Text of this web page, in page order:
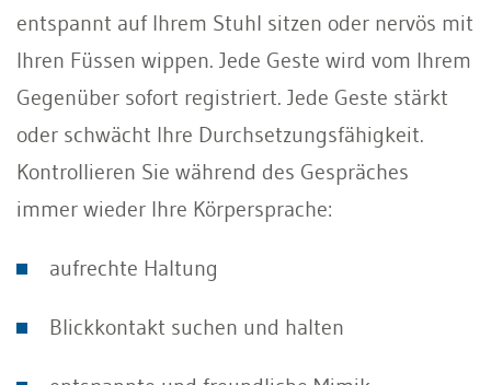
entspannt auf Ihrem Stuhl sitzen oder nervös mit
Ihren Füssen wippen. Jede Geste wird vom Ihrem
Gegenüber sofort registriert. Jede Geste stärkt
oder schwächt Ihre Durchsetzungsfähigkeit.
Kontrollieren Sie während des Gespräches
immer wieder Ihre Körpersprache:
aufrechte Haltung
Blickkontakt suchen und halten